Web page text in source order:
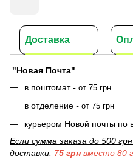
Доставка
"Новая Почта"
в поштомат- от 75 грн
в отделение - от 75 грн
курьером Новой почты по
Если сумма заказа до 500
доставки: 75 грн вместо 80